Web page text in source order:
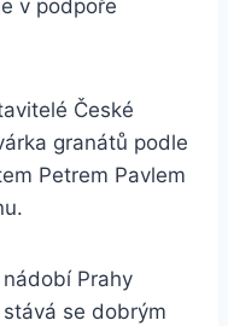
v podpoře
České
granátů podle
Petrem Pavlem
Prahy
se dobrým